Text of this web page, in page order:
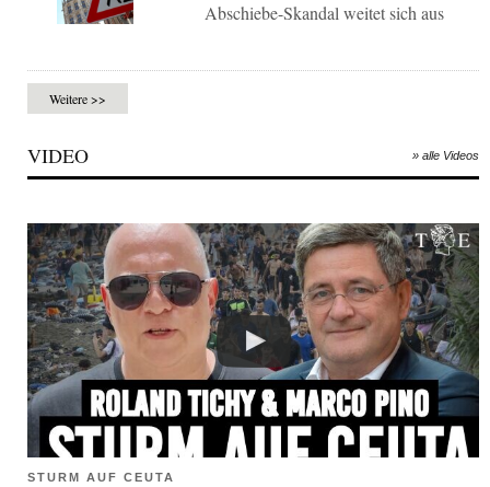
Abschiebe-Skandal weitet sich aus
Weitere >>
VIDEO » alle Videos
STURM AUF CEUTA